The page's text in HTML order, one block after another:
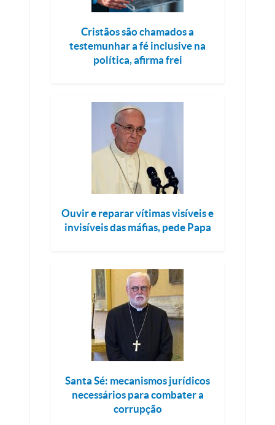
Cristãos são chamados a
testemunhar a fé inclusive na
política, afirma frei
Ouvir e reparar vítimas visíveis e
invisíveis das máfias, pede Papa
Santa Sé: mecanismos jurídicos
necessários para combater a
corrupção